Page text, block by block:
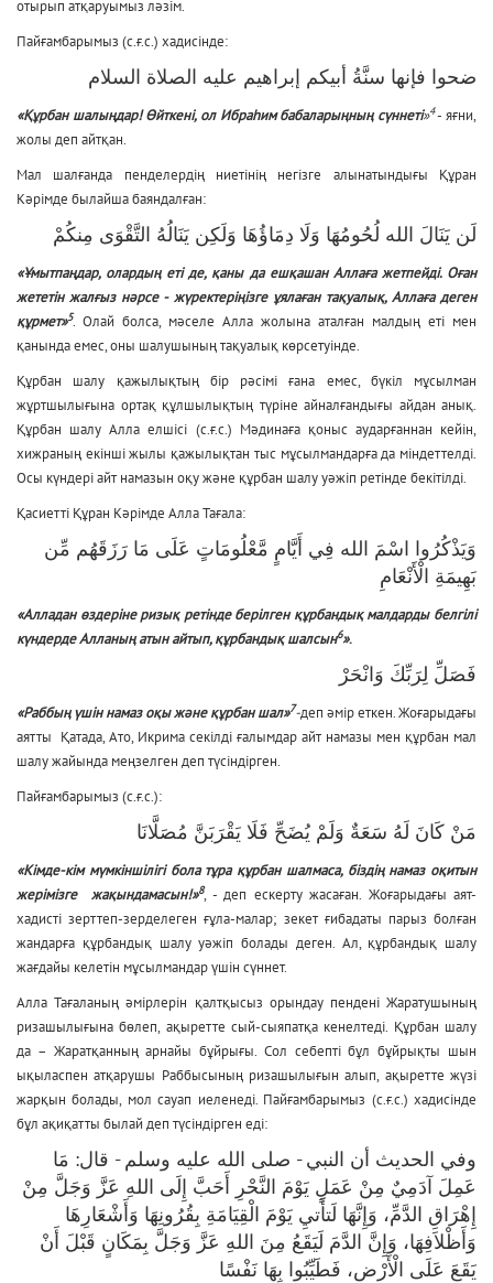
отырып атқаруымыз ләзім.
Пайғамбарымыз (с.ғ.с.) хадисінде:
ضحوا فإنها سنَّةُ أبيكم إبراهيم عليه الصلاة السلام
«Құрбан шалыңдар! Өйткені, ол Ибраһим бабаларыңның сүннеті»4- яғни,
жолы деп айтқан.
Мал шалғанда пенделердің ниетінің негізге алынатындығы Құран
Кәрімде былайша баяндалған:
لَن يَنَالَ الله لُحُومُهَا وَلَا دِمَاؤُهَا وَلَكِن يَنَالُهُ التَّقْوَى مِنكُمْ
«Ұмытпаңдар, олардың еті де, қаны да ешқашан Аллаға жетпейді. Оған
жететін жалғыз нәрсе - жүректеріңізге ұялаған тақуалық, Аллаға деген
құрмет»5. Олай болса, мәселе Алла жолына аталған малдың еті мен
қанында емес, оны шалушының тақуалық көрсетуінде.
Құрбан шалу қажылықтың бір рәсімі ғана емес, бүкіл мұсылман
жұртшылығына ортақ құлшылықтың түріне айналғандығы айдан анық.
Құрбан шалу Алла елшісі (с.ғ.с.) Мәдинаға қоныс аударғаннан кейін,
хижраның екінші жылы қажылықтан тыс мұсылмандарға да міндеттелді.
Осы күндері айт намазын оқу және құрбан шалу уәжіп ретінде бекітілді.
Қасиетті Құран Кәрімде Алла Тағала:
وَيَذْكُرُوا اسْمَ الله فِي أَيَّامٍ مَّعْلُومَاتٍ عَلَى مَا رَزَقَهُم مِّن
بَهِيمَةِ الْأَنْعَامِ
«Алладан өздеріне ризық ретінде берілген құрбандық малдарды белгілі
күндерде Алланың атын айтып, құрбандық шалсын6».
فَصَلِّ لِرَبِّكَ وَانْحَرْ
«Раббың үшін намаз оқы және құрбан шал»7-деп әмір еткен. Жоғарыдағы
аятты Қатада, Ато, Икрима секілді ғалымдар айт намазы мен құрбан мал
шалу жайында меңзелген деп түсіндірген.
Пайғамбарымыз (с.ғ.с.):
مَنْ كَانَ لَهُ سَعَةٌ وَلَمْ يُضَحِّ فَلَا يَقْرَبَنَّ مُصَلَّانَا
«Кімде-кім мүмкіншілігі бола тұра құрбан шалмаса, біздің намаз оқитын
жерімізге жақындамасын!»8, - деп ескерту жасаған. Жоғарыдағы аят-
хадисті зерттеп-зерделеген ғұла-малар; зекет ғибадаты парыз болған
жандарға құрбандық шалу уәжіп болады деген. Ал, құрбандық шалу
жағдайы келетін мұсылмандар үшін сүннет.
Алла Тағаланың әмірлерін қалтқысыз орындау пендені Жаратушының
ризашылығына бөлеп, ақыретте сый-сыяпатқа кенелтеді. Құрбан шалу
да – Жаратқанның арнайы бұйрығы. Сол себепті бұл бұйрықты шын
ықыласпен атқарушы Раббысының ризашылығын алып, ақыретте жүзі
жарқын болады, мол сауап иеленеді. Пайғамбарымыз (с.ғ.с.) хадисінде
бұл ақиқатты былай деп түсіндірген еді:
وفي الحديث أن النبي - صلى الله عليه وسلم - قال: مَا
عَمِلَ آدَمِيٌ مِنْ عَمَلٍ يَوْمَ النَّحْرِ أَحَبَّ إِلَى اللهِ عَزَّ وَجَلَّ مِنْ
إِهْرَاقِ الدَّمِّ، وَإِنَّهَا لَتأَتيِ يَوْمَ الْقِيَامَةِ بِقُرُونِهَا وَأَشْعَارِهَا
وَأَظْلاَفِهَا، وَإِنَّ الدَّمَ لَيَقَعُ مِنَ اللهِ عَزَّ وَجَلَّ بِمَكَانٍ قَبْلَ أَنْ
يَقَعَ عَلَى الْأَرْضِ، فَطَيِّبُوا بِهَا نَفْسًا